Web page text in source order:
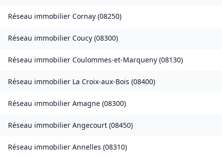
Réseau immobilier Cornay (08250)
Réseau immobilier Coucy (08300)
Réseau immobilier Coulommes-et-Marqueny (08130)
Réseau immobilier La Croix-aux-Bois (08400)
Réseau immobilier Amagne (08300)
Réseau immobilier Angecourt (08450)
Réseau immobilier Annelles (08310)